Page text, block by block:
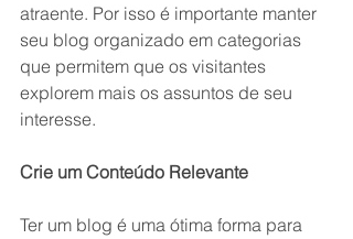
atraente. Por isso é importante manter
seu blog organizado em categorias
que permitem que os visitantes
explorem mais os assuntos de seu
interesse.
Crie um Conteúdo Relevante
Ter um blog é uma ótima forma para